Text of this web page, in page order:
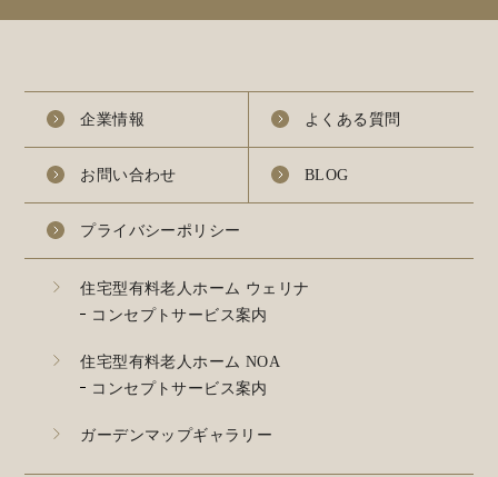
企業情報 よくある質問
お問い合わせ BLOG
プライバシーポリシー
住宅型有料老人ホーム ウェリナ
コンセプトサービス案内
住宅型有料老人ホーム NOA
コンセプトサービス案内
ガーデンマップギャラリー